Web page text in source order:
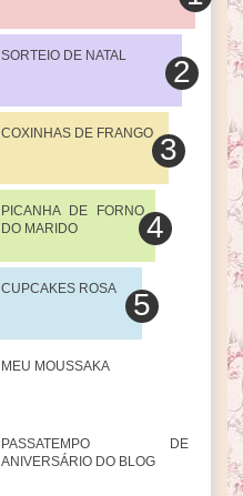
SORTEIO DE NATAL
COXINHAS DE FRANGO
PICANHA DE FORNO
DO MARIDO
CUPCAKES ROSA
MEU MOUSSAKA
PASSATEMPO DE
ANIVERSÁRIO DO BLOG